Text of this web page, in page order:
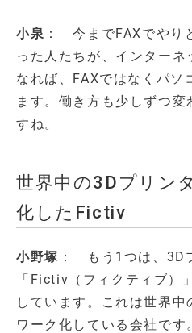
小泉 ： 今までFAXでやり
った人たちが、インターネ
なれば、FAXではなくパソ
ます。働き方も少しずつ
すね。
世界中の3Dプリン
化したFictiv
小野塚 ： もう1つは、3D
「Fictiv（フィクティブ）
しています。これは世界中
ワーク化している会社です